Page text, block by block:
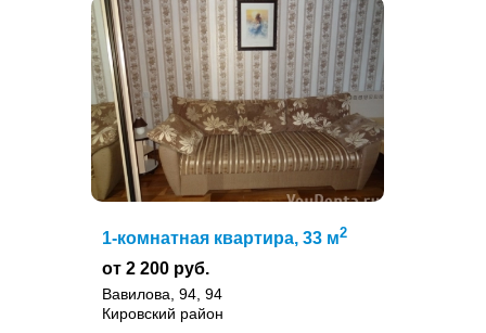
1-комнатная квартира, 33 м2
от 2 200 руб.
Вавилова, 94, 94
Кировский район